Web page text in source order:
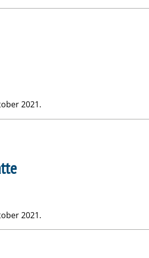
2021.
2021.